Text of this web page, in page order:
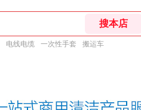
电线电缆 一次性手套 搬运车